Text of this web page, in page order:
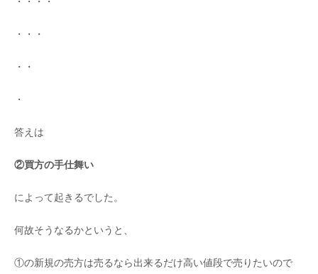
・・・
・・
・
答えは
②買方の手仕舞い
によって起きるでした。
何故そうなるかというと、
①の新規の売方は売るなら出来るだけ高い値段で売りたいので